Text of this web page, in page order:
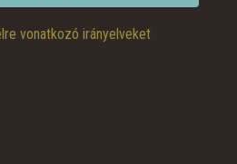
vonatkozó irányelveket